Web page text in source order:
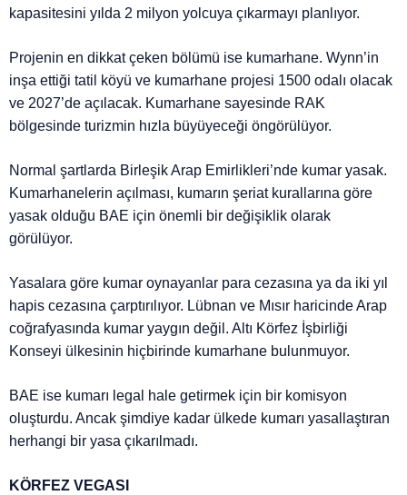
kapasitesini yılda 2 milyon yolcuya çıkarmayı planlıyor.
Projenin en dikkat çeken bölümü ise kumarhane. Wynn’in
inşa ettiği tatil köyü ve kumarhane projesi 1500 odalı olacak
ve 2027’de açılacak. Kumarhane sayesinde RAK
bölgesinde turizmin hızla büyüyeceği öngörülüyor.
Normal şartlarda Birleşik Arap Emirlikleri’nde kumar yasak.
Kumarhanelerin açılması, kumarın şeriat kurallarına göre
yasak olduğu BAE için önemli bir değişiklik olarak
görülüyor.
Yasalara göre kumar oynayanlar para cezasına ya da iki yıl
hapis cezasına çarptırılıyor. Lübnan ve Mısır haricinde Arap
coğrafyasında kumar yaygın değil. Altı Körfez İşbirliği
Konseyi ülkesinin hiçbirinde kumarhane bulunmuyor.
BAE ise kumarı legal hale getirmek için bir komisyon
oluşturdu. Ancak şimdiye kadar ülkede kumarı yasallaştıran
herhangi bir yasa çıkarılmadı.
KÖRFEZ VEGASI